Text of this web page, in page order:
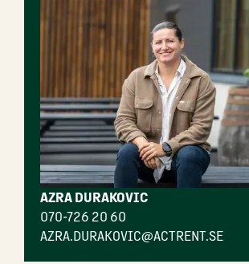
AZRA DURAKOVIC
070-726 20 60
AZRA.DURAKOVIC@ACTRENT.SE